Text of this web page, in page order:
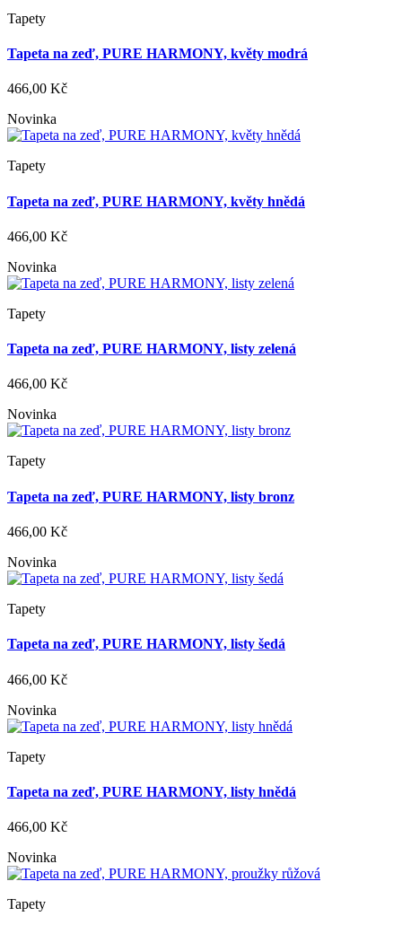
Tapety
Tapeta na zeď, PURE HARMONY, květy modrá
466,00 Kč
Novinka
Tapety
Tapeta na zeď, PURE HARMONY, květy hnědá
466,00 Kč
Novinka
Tapety
Tapeta na zeď, PURE HARMONY, listy zelená
466,00 Kč
Novinka
Tapety
Tapeta na zeď, PURE HARMONY, listy bronz
466,00 Kč
Novinka
Tapety
Tapeta na zeď, PURE HARMONY, listy šedá
466,00 Kč
Novinka
Tapety
Tapeta na zeď, PURE HARMONY, listy hnědá
466,00 Kč
Novinka
Tapety